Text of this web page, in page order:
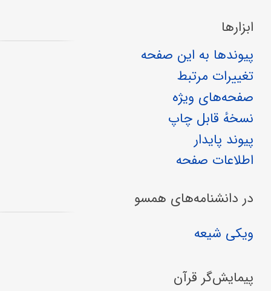
ابزارها
پیوندها به این صفحه
تغییرات مرتبط
صفحه‌های ویژه
نسخهٔ قابل چاپ
پیوند پایدار
اطلاعات صفحه
در دانشنامه‌های همسو
ویکی شیعه
پیمایش‌گر قرآن